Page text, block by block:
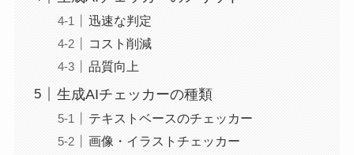
迅速な判定
コスト削減
品質向上
生成AIチェッカーの種類
テキストベースのチェッカー
画像・イラストチェッカー